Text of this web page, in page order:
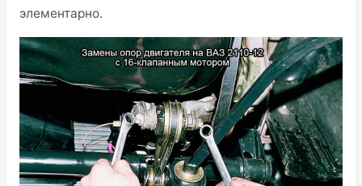
элементарно.